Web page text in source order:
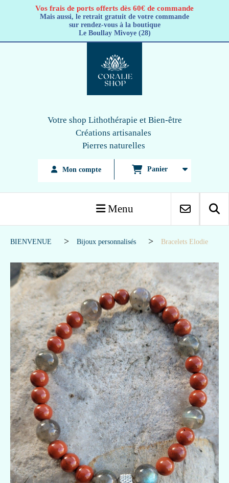
Vos frais de ports offerts dès 60€ de commande
Mais aussi, le retrait gratuit de votre commande
sur rendez-vous à la boutique
Le Boullay Mivoye (28)
Votre shop Lithothérapie et Bien-être
Créations artisanales
Pierres naturelles
Mon compte Panier
Menu
BIENVENUE Bijoux personnalisés Bracelets Elodie
Panneau de gestion des cookies